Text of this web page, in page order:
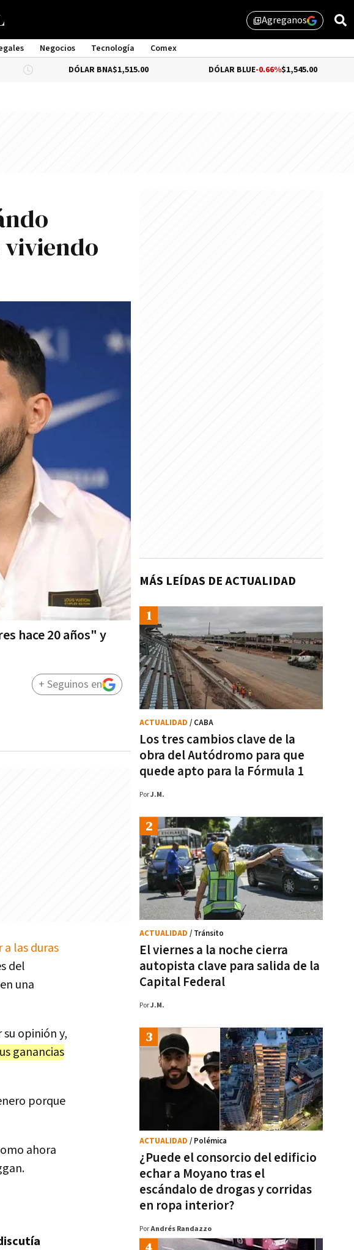
library_addAgreganos
Negocios Tecnología
Comex
DÓLAR BNA$1,515.00 DÓLAR BLUE-0.66%$1,545.00
viviendo
hace 20 años" y
+ Seguinos en
las duras
del
una
opinión y,
ganancias
porque
ahora
MÁS LEÍDAS DE ACTUALIDAD
Los tres cambios clave de la
obra del Autódromo para que
quede apto para la Fórmula 1
ACTUALIDAD / CABA
PorJ.M.
El viernes a la noche cierra
autopista clave para salida de la
Capital Federal
ACTUALIDAD / Tránsito
PorJ.M.
¿Puede el consorcio del edificio
echar a Moyano tras el
escándalo de drogas y corridas
en ropa interior?
ACTUALIDAD / Polémica
PorAndrés Randazzo